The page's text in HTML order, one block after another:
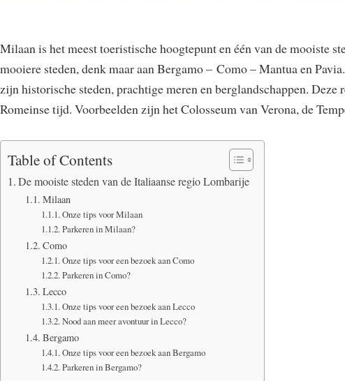
Milaan is het meest toeristische hoogtepunt en één van de mooiste
mooiere steden, denk maar aan Bergamo – Como – Mantua en
zijn historische steden, prachtige meren en berglandschappen.
Romeinse tijd. Voorbeelden zijn het Colosseum van Verona, de
Table of Contents
De mooiste steden van de Italiaanse regio Lombarije
Milaan
Onze tips voor Milaan
Parkeren in Milaan?
Como
Onze tips voor een bezoek aan Como
Parkeren in Como?
Lecco
Onze tips voor een bezoek aan Lecco
Nood aan meer avontuur in Lecco?
Bergamo
Onze tips voor een bezoek aan Bergamo
Parkeren in Bergamo?